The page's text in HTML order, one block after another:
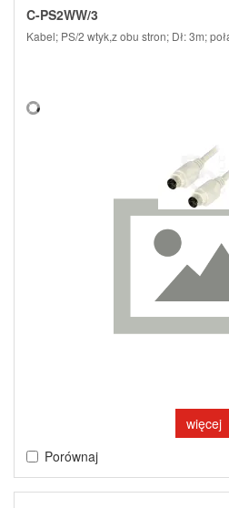
C-PS2WW/3
Kabel; PS/2 wtyk,z obu stron; Dł: 3m;
więcej
Porównaj